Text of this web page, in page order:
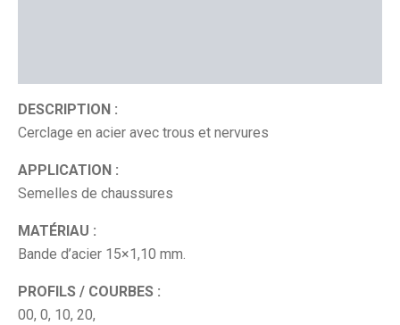
DESCRIPTION :
Cerclage en acier avec trous et nervures
APPLICATION :
Semelles de chaussures
MATÉRIAU :
Bande d’acier 15×1,10 mm.
PROFILS / COURBES :
00, 0, 10, 20,